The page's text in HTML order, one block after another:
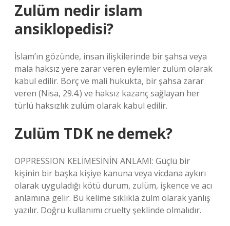
Zulüm nedir islam
ansiklopedisi?
İslam’ın gözünde, insan ilişkilerinde bir şahsa veya
mala haksız yere zarar veren eylemler zulüm olarak
kabul edilir. Borç ve mali hukukta, bir şahsa zarar
veren (Nisa, 29.4.) ve haksız kazanç sağlayan her
türlü haksızlık zulüm olarak kabul edilir.
Zulüm TDK ne demek?
OPPRESSION KELİMESİNİN ANLAMI: Güçlü bir
kişinin bir başka kişiye kanuna veya vicdana aykırı
olarak uyguladığı kötü durum, zulüm, işkence ve acı
anlamına gelir. Bu kelime sıklıkla zulm olarak yanlış
yazılır. Doğru kullanımı cruelty şeklinde olmalıdır.